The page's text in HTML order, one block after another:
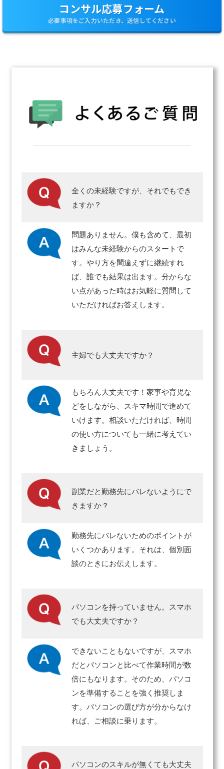
コンサル応募フォーム
必要事項をご入力いただき、送信してください
全くの未経験ですが、それでもでき
ますか？
問題ありません。僕も含めて、最初
はみんな未経験からのスタートで
す。やり方を間違えずに継続すれ
ば、誰でも結果は出ます。分からな
い点があった時はお気軽に質問して
いただければお答えします。
主婦でも大丈夫ですか？
もちろん大丈夫です！家事や育児な
どをしながら、スキマ時間で進めて
いけます。相談いただければ、時間
の使い方についても一緒に考えてい
きましょう。
副業だと勤務先にバレないようにで
きますか？
勤務先にバレないためのポイントが
いくつかあります。それは、個別面
談のときにお伝えします。
パソコンを持っていません。スマホ
でも大丈夫ですか？
できないこともないですが、スマホ
だとパソコンと比べて作業時間が数
倍にもなります。そのため、パソコ
ンを準備することを強く推奨しま
す。パソコンの選び方が分からなけ
れば、ご相談に乗ります。
パソコンのスキルが無くても大丈夫